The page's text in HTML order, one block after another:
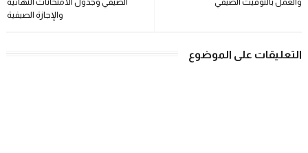
والإجازة الصيفية
التعليقات على الموضوع